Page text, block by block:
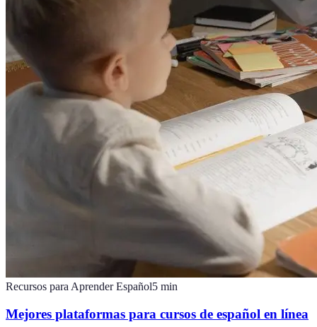
Recursos para Aprender Español5 min
Mejores plataformas para cursos de español en línea